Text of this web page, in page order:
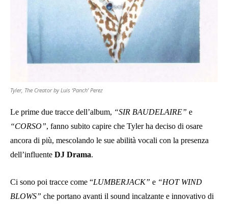
Tyler, The Creator by Luis ‘Panch’ Perez
Le prime due tracce dell’album, “SIR BAUDELAIRE” e
“CORSO”, fanno subito capire che Tyler ha deciso di osare
ancora di più, mescolando le sue abilità vocali con la presenza
dell’influente DJ Drama.
Ci sono poi tracce come “LUMBERJACK” e “HOT WIND
BLOWS” che portano avanti il sound incalzante e innovativo di